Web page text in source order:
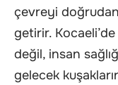
çevreyi
getirir.
değil, insan
gelecek